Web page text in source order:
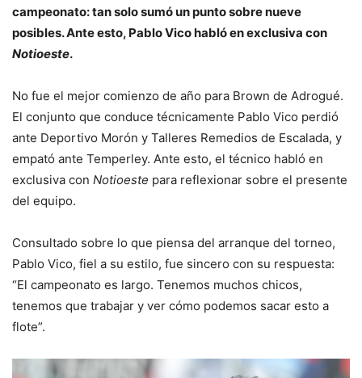
campeonato: tan solo sumó un punto sobre nueve
posibles. Ante esto, Pablo Vico habló en exclusiva con
Notioeste.
No fue el mejor comienzo de año para Brown de Adrogué.
El conjunto que conduce técnicamente Pablo Vico perdió
ante Deportivo Morón y Talleres Remedios de Escalada, y
empató ante Temperley. Ante esto, el técnico habló en
exclusiva con Notioeste para reflexionar sobre el presente
del equipo.
Consultado sobre lo que piensa del arranque del torneo,
Pablo Vico, fiel a su estilo, fue sincero con su respuesta:
“El campeonato es largo. Tenemos muchos chicos,
tenemos que trabajar y ver cómo podemos sacar esto a
flote”.